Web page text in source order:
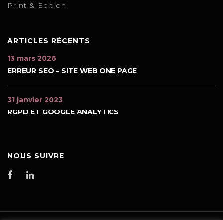
Print & Edition
ARTICLES RÉCENTS
ERREUR SEO – SITE WEB ONE PAGE
13 mars 2026
RGPD ET GOOGLE ANALYTICS
31 janvier 2023
NOUS SUIVRE